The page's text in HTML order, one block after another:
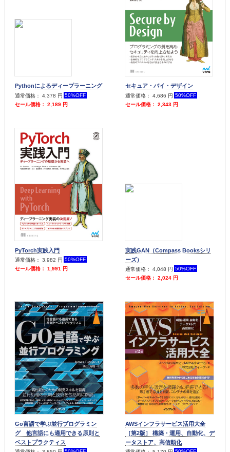
Pythonによるディープラーニング
通常価格： 4,378 円 50%OFF
セール価格： 2,189 円
セキュア・バイ・デザイン
通常価格： 4,686 円 50%OFF
セール価格： 2,343 円
PyTorch実践入門
通常価格： 3,982 円 50%OFF
セール価格： 1,991 円
実践GAN（Compass Booksシリ
ーズ）
通常価格： 4,048 円 50%OFF
セール価格： 2,024 円
Go言語で学ぶ並行プログラミン
グ 他言語にも適用できる原則と
ベストプラクティス
AWSインフラサービス活用大全
［第2版］ 構築・運用、自動化、デ
ータストア、高信頼化